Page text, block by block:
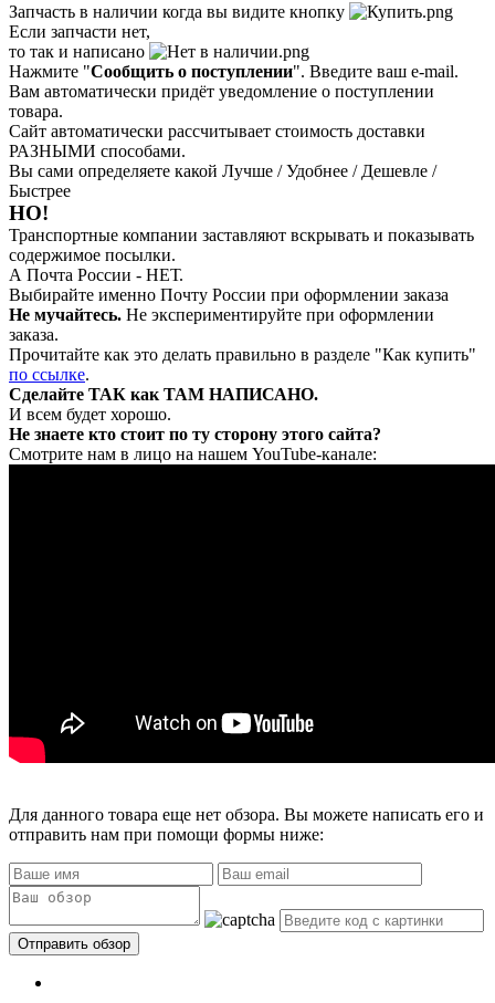
Запчасть в наличии когда вы видите кнопку
Если запчасти нет,
то так и написано
Нажмите "Сообщить о поступлении". Введите ваш e-mail.
Вам автоматически придёт уведомление о поступлении
товара.
Сайт автоматически рассчитывает стоимость доставки
РАЗНЫМИ способами.
Вы сами определяете какой Лучше / Удобнее / Дешевле /
Быстрее
НО!
Транспортные компании заставляют вскрывать и показывать
содержимое посылки.
А Почта России - НЕТ.
Выбирайте именно Почту России при оформлении заказа
Не мучайтесь. Не экспериментируйте при оформлении
заказа.
Прочитайте как это делать правильно в разделе "Как купить"
по ссылке.
Сделайте ТАК как ТАМ НАПИСАНО.
И всем будет хорошо.
Не знаете кто стоит по ту сторону этого сайта?
Смотрите нам в лицо на нашем YouTube-канале:
Для данного товара еще нет обзора. Вы можете написать его и
отправить нам при помощи формы ниже: